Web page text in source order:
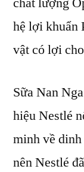
hệ lợi khuẩn
vật có lợi
Sữa Nan
hiệu Nestlé
minh về
nên Nestlé